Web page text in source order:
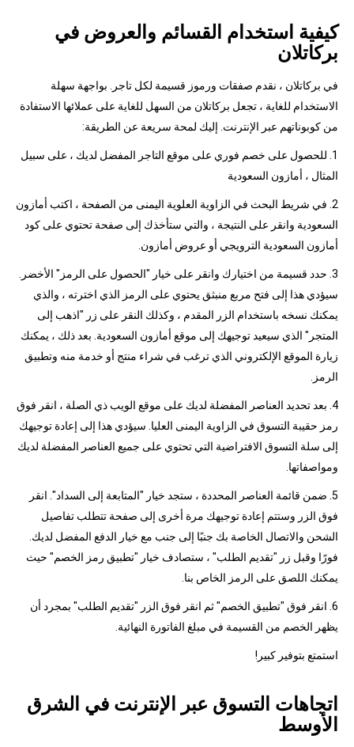
كيفية استخدام القسائم والعروض في
بركاتلان
في بركاتلان ، نقدم صفقات ورموز قسيمة لكل تاجر. بواجهة سهلة
الاستخدام للغاية ، تجعل بركاتلان من السهل للغاية على عملائها الاستفادة
من كوبوناتهم عبر الإنترنت. إليك لمحة سريعة عن الطريقة:
1. للحصول على خصم فوري على موقع التاجر المفضل لديك ، على سبيل
المثال ، أمازون السعودية
2. في شريط البحث في الزاوية العلوية اليمنى من الصفحة ، اكتب أمازون
السعودية وانقر على النتيجة ، والتي ستأخذك إلى صفحة تحتوي على كود
أمازون السعودية الترويجي أو عروض أمازون.
3. حدد قسيمة من اختيارك وانقر على خيار "الحصول على الرمز" الأخضر.
سيؤدي هذا إلى فتح مربع منبثق يحتوي على الرمز الذي اخترته ، والذي
يمكنك نسخه باستخدام الزر المقدم ، وكذلك النقر على زر "اذهب إلى
المتجر" الذي سيعيد توجيهك إلى موقع أمازون السعودية. بعد ذلك ، يمكنك
زيارة الموقع الإلكتروني الذي ترغب في شراء منتج أو خدمة منه وتطبيق
الرمز.
4. بعد تحديد العناصر المفضلة لديك على موقع الويب ذي الصلة ، انقر فوق
رمز حقيبة التسوق في الزاوية اليمنى العليا. سيؤدي هذا إلى إعادة توجيهك
إلى سلة التسوق الافتراضية التي تحتوي على جميع العناصر المفضلة لديك
ومواصفاتها.
5. ضمن قائمة العناصر المحددة ، ستجد خيار "المتابعة إلى السداد". انقر
فوق الزر وستتم إعادة توجيهك مرة أخرى إلى صفحة تتطلب تفاصيل
الشحن والاتصال الخاصة بك جنبًا إلى جنب مع خيار الدفع المفضل لديك.
فورًا وقبل زر "تقديم الطلب" ، ستصادف خيار "تطبيق رمز الخصم" حيث
يمكنك اللصق على الرمز الخاص بنا.
6. انقر فوق "تطبيق الخصم" ثم انقر فوق الزر "تقديم الطلب" بمجرد أن
يظهر الخصم من القسيمة في مبلغ الفاتورة النهائية.
استمتع بتوفير كبير!
اتجاهات التسوق عبر الإنترنت في الشرق
الأوسط